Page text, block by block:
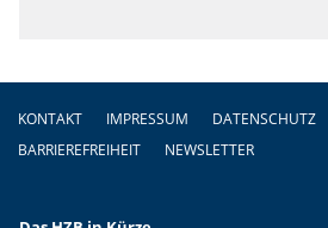
Fußzeile
KONTAKT IMPRESSUM DATENSCHUTZ
BARRIEREFREIHEIT
NEWSLETTER